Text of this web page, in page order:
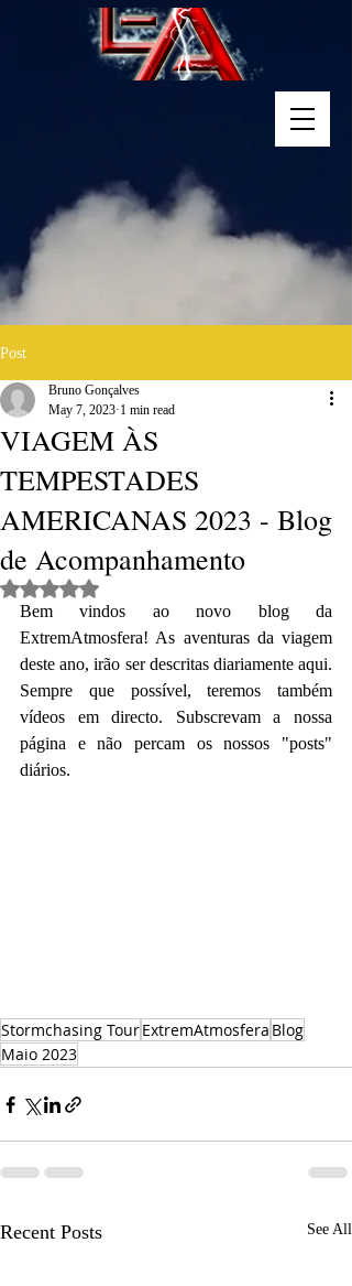
Post
VIAGEM ÀS
TEMPESTADES
AMERICANAS 2023 - Blog
de Acompanhamento
Bruno Gonçalves
May 7, 2023 1 min read
Rated NaN out of 5 stars.
Bem vindos ao novo blog da
ExtremAtmosfera! As aventuras da viagem
deste ano, irão ser descritas diariamente aqui.
Sempre que possível, teremos também
vídeos em directo. Subscrevam a nossa
página e não percam os nossos "posts"
diários.
Stormchasing TourExtremAtmosfera Blog
Maio 2023
Recent Posts See All